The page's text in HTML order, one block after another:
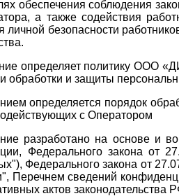
обеспечения соблюдения
а также содействия
личной безопасности
определяет политику ООО
обработки и защиты
определяется порядок
с Оператором
разработано на основе и во
Федерального закона
Федерального закона от
Перечнем сведений
актов законодательства